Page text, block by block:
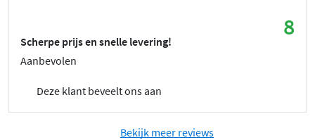
8
Scherpe prijs en snelle levering!
Aanbevolen
Deze klant beveelt ons aan
Bekijk meer reviews